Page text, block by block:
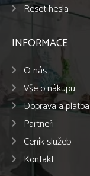
Reset hesla
INFORMACE
O nás
Vše o nákupu
Doprava a platba
Partneři
Ceník služeb
Kontakt